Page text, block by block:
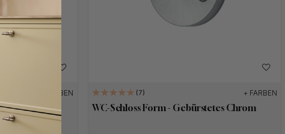
+ FARBEN 7 + FARBEN
WC-Schloss Form - Gebürstetes Chrom